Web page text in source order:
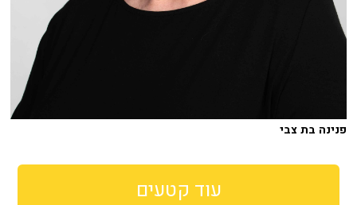
פנינה בת צבי
עוד קטעים